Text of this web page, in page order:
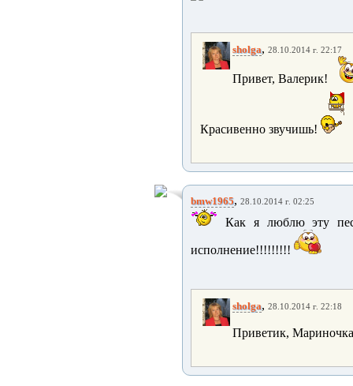
sholga, 28.10.2014 г. 22:17
Привет, Валерик!
Красивенно звучишь!
bmw1965, 28.10.2014 г. 02:25
Как я люблю эту
исполнение!!!!!!!!!
sholga, 28.10.2014 г. 22:18
Приветик,